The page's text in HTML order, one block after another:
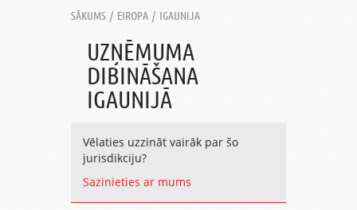
SĀKUMS / EIROPA / IGAUNIJA
UZŅĒMUMA
DIBINĀŠANA
IGAUNIJĀ
Vēlaties uzzināt vairāk par šo
jurisdikciju?
Sazinieties ar mums